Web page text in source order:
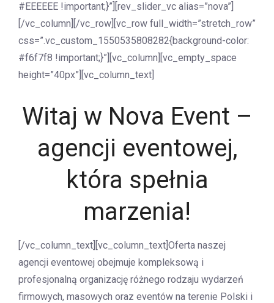
#EEEEEE !important;}”][rev_slider_vc alias=”nova”]
[/vc_column][/vc_row][vc_row full_width=”stretch_row”
css=”.vc_custom_1550535808282{background-color:
#f6f7f8 !important;}”][vc_column][vc_empty_space
height=”40px”][vc_column_text]
Witaj w Nova Event –
agencji eventowej,
która spełnia
marzenia!
[/vc_column_text][vc_column_text]Oferta naszej
agencji eventowej obejmuje kompleksową i
profesjonalną organizację różnego rodzaju wydarzeń
firmowych, masowych oraz eventów na terenie Polski i